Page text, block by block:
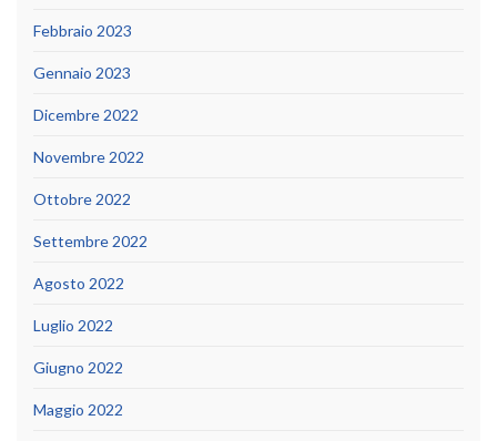
Febbraio 2023
Gennaio 2023
Dicembre 2022
Novembre 2022
Ottobre 2022
Settembre 2022
Agosto 2022
Luglio 2022
Giugno 2022
Maggio 2022